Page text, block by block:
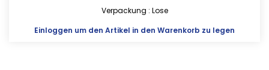
Verpackung : Lose
Einloggen um den Artikel in den Warenkorb zu legen